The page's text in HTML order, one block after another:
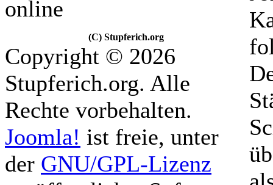
online
(C) Stupferich.org
Copyright © 2026
Stupferich.org. Alle
Rechte vorbehalten.
Joomla! ist freie, unter
der GNU/GPL-Lizenz